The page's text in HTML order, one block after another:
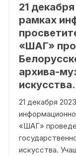
21
рамках
«ШАГ»
архива-
искусства.
21 декабря
«ШАГ»
искусства.